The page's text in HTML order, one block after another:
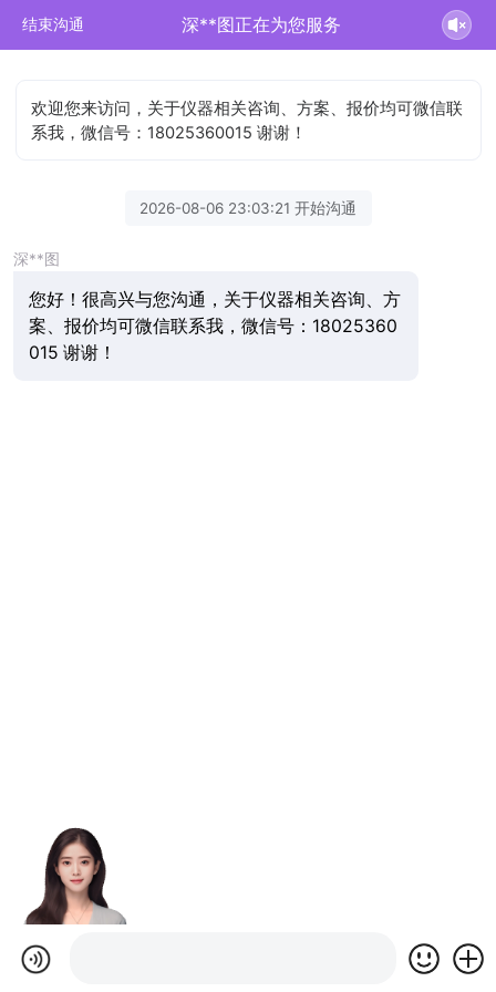
结束沟通 深**图正在为您服务
欢迎您来访问，关于仪器相关咨询、方案、报价均可微信联
系我，微信号：18025360015 谢谢！
2026-08-06 23:03:21 开始沟通
深**图
您好！很高兴与您沟通，关于仪器相关咨询、方
案、报价均可微信联系我，微信号：18025360
015 谢谢！